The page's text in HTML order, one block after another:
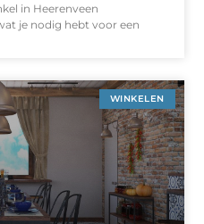
in Heerenveen
je nodig hebt voor een
WINKELEN